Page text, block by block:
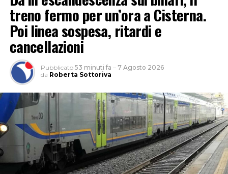
treno fermo per un’ora a Cisterna.
Poi linea sospesa, ritardi e
cancellazioni
Pubblicato 53 minuti fa – 7 Agosto 2026
da Roberta Sottoriva